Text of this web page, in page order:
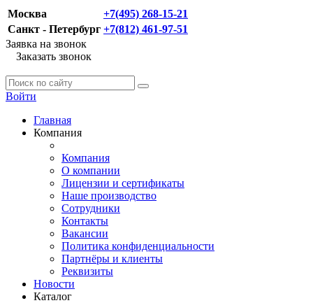
Москва
+7(495) 268-15-21
Санкт - Петербург +7(812) 461-97-51
Заявка на звонок
Заказать звонок
Войти
Главная
Компания
Компания
О компании
Лицензии и сертификаты
Наше производство
Сотрудники
Контакты
Вакансии
Политика конфиденциальности
Партнёры и клиенты
Реквизиты
Новости
Каталог